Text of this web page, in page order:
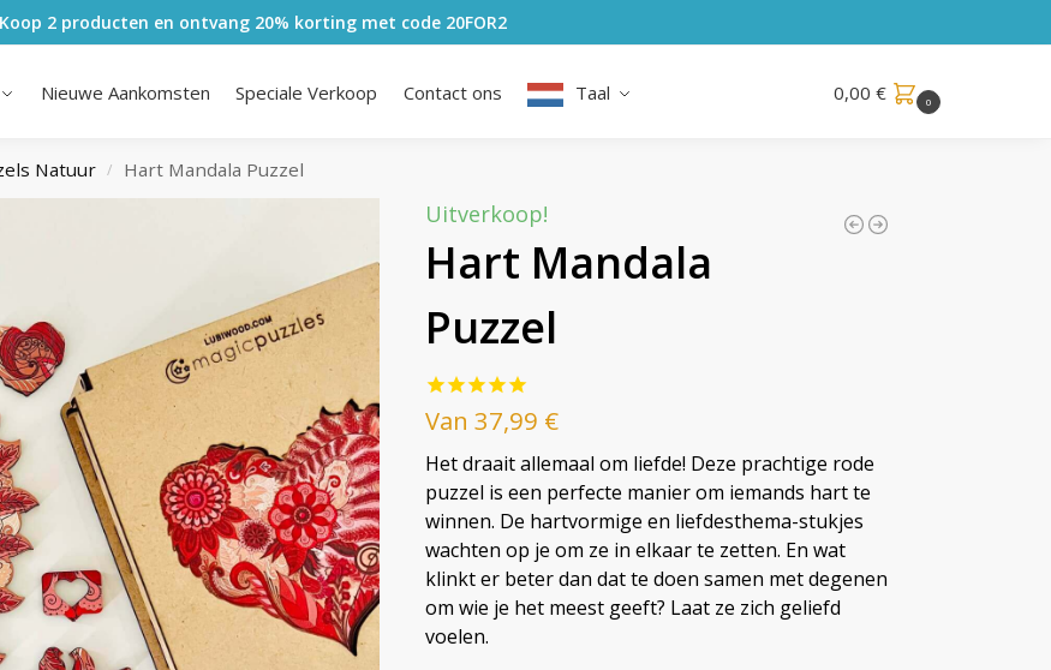
Koop 2 producten en ontvang 20% korting met code 20FOR2
Nieuwe Aankomsten Speciale Verkoop Contact ons Taal 0,00 € 0
Natuur / Hart Mandala Puzzel
Uitverkoop!
Hart Mandala
Puzzel
Van 37,99 €
Het draait allemaal om liefde! Deze prachtige rode
puzzel is een perfecte manier om iemands hart te
winnen. De hartvormige en liefdesthema-stukjes
wachten op je om ze in elkaar te zetten. En wat
klinkt er beter dan dat te doen samen met degenen
om wie je het meest geeft? Laat ze zich geliefd
voelen.